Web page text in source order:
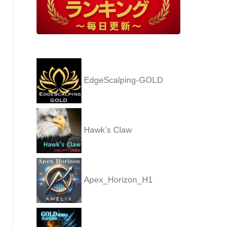
EdgeScalping-GOLD
Hawk’s Claw
Apex_Horizon_H1